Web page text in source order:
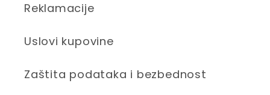
Reklamacije
Uslovi kupovine
Zaštita podataka i bezbednost